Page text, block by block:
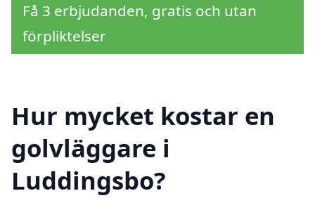
Få 3 erbjudanden, gratis och utan
förpliktelser
Hur mycket kostar en
golvläggare i
Luddingsbo?